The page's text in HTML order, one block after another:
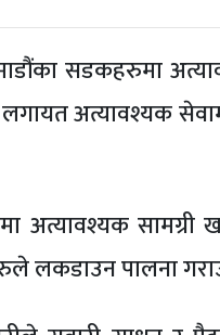
सडकहरुमा
लगायत अत्यावश्यक
अत्यावश्यक
लकडाउन पालना